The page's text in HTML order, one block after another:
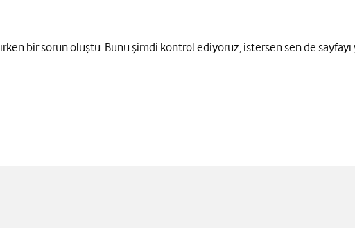
bir sorun oluştu. Bunu şimdi kontrol ediyoruz, istersen sen de